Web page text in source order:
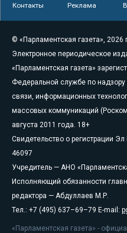
Контакты Реклама
© «Парламентская газета», 2026
Электронное периодическое
«Парламентская газета»
Федеральной службе по
связи, информационных
массовых коммуникаций
августа 2011 года. 18+
Свидетельство о регистрации
46097
Учредитель — АНО
Исполняющий обязанности
редактора — Абдуллаев М.Р.
Тел.: +7 (495) 637–69–79 E-mail:
«Парламентская газета» -